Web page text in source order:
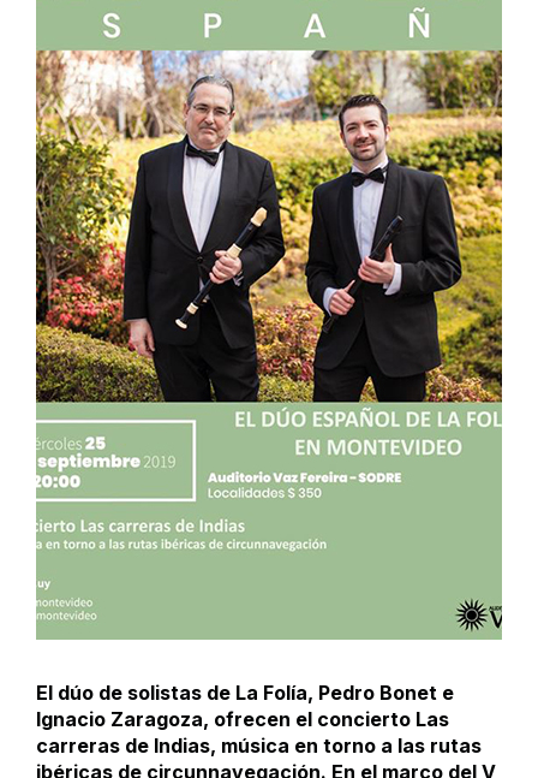
El dúo de solistas de La Folía, Pedro Bonet e
Ignacio Zaragoza, ofrecen el concierto Las
carreras de Indias, música en torno a las rutas
ibéricas de circunnavegación. En el marco del V